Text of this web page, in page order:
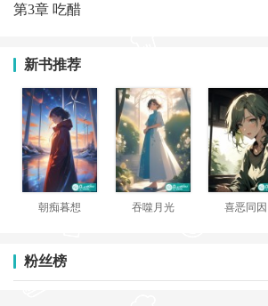
第3章 吃醋
新书推荐
朝痴暮想 吞噬月光 喜恶同因
粉丝榜